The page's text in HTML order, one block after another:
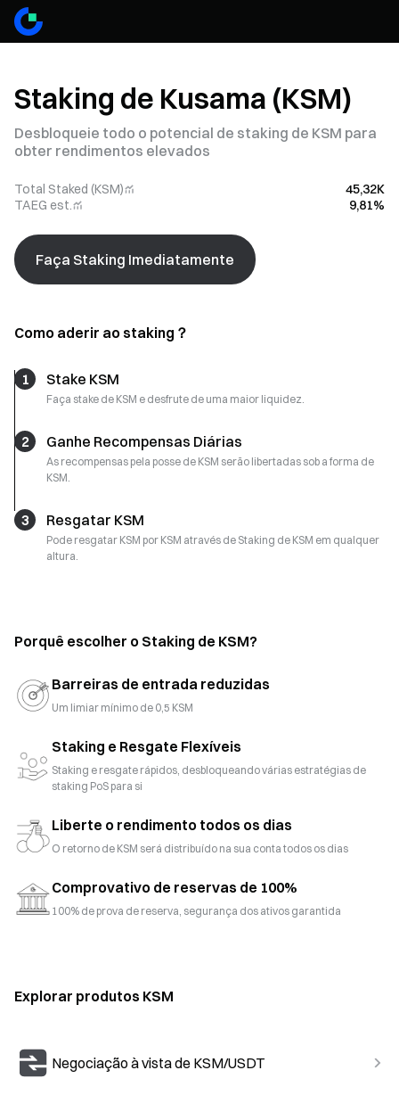
Staking de Kusama (KSM)
Desbloqueie todo o potencial de staking de KSM para
obter rendimentos elevados
Total Staked (KSM)
45,32K
TAEG est.
9,81%
Faça Staking Imediatamente
Como aderir ao staking？
1 Stake KSM
Faça stake de KSM e desfrute de uma maior liquidez.
2 Ganhe Recompensas Diárias
As recompensas pela posse de KSM serão libertadas sob a forma de
KSM.
3 Resgatar KSM
Pode resgatar KSM por KSM através de Staking de KSM em qualquer
altura.
Porquê escolher o Staking de KSM?
Barreiras de entrada reduzidas
Um limiar mínimo de 0,5 KSM
Staking e Resgate Flexíveis
Staking e resgate rápidos, desbloqueando várias estratégias de
staking PoS para si
Liberte o rendimento todos os dias
O retorno de KSM será distribuído na sua conta todos os dias
Comprovativo de reservas de 100%
100% de prova de reserva, segurança dos ativos garantida
Explorar produtos KSM
Negociação à vista de KSM/USDT